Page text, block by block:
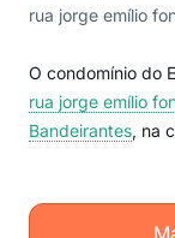
rua jorge emílio
O condomínio do
rua jorge emílio
Bandeirantes, na